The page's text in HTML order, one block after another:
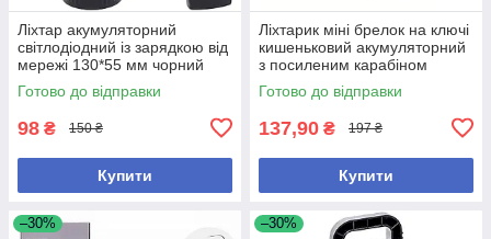
Ліхтар акумуляторний
світлодіодний із зарядкою від
мережі 130*55 мм чорний
Готово до відправки
98 ₴ 150 ₴
Купити
Ліхтарик міні брелок на ключі
кишеньковий акумуляторний
з посиленим карабіном
Готово до відправки
137,90 ₴ 197 ₴
Купити
–30% –30%